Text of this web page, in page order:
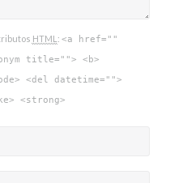
HTML : <a href=""
title=""> <b>
<del datetime="">
<strong>